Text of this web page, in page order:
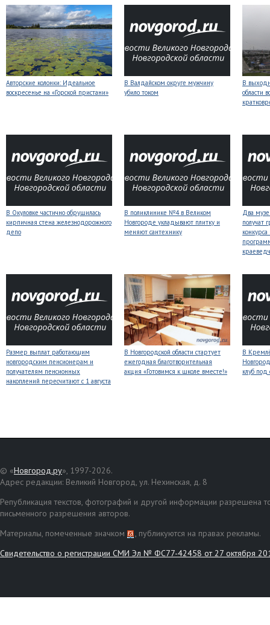
Авторские колонки: Идеальное
воскресенье на «Горской пристани»
В Валдайском округе мужчину
убило током
В
области
В Окуловке частично обрушилась
кирпичная стена железнодорожного
депо
В поликлинике №4 в Великом
Новгороде укладывают плитку и
меняют сантехнику
Два
получат
Размер выплат работающим
новгородским пенсионерам и
получателям пенсионных
накоплений пересчитают с 1 августа
В Новгородской области стартует
ежегодная благотворительная
акция «Готовимся к школе вместе!»
В
клуб
© «Новгород.ру», 1997-2026.
Адрес редакции: Великий Новгород, ул. Нехинская, д. 8
Републикация текстов, фотографий и другой информации разрешена
письменного разрешения авторов.
Материалы, помеченные значком
, публикуются на правах рекламы.
Свидетельство о регистрации СМИ Эл № ФС77-42458 от 27 октября